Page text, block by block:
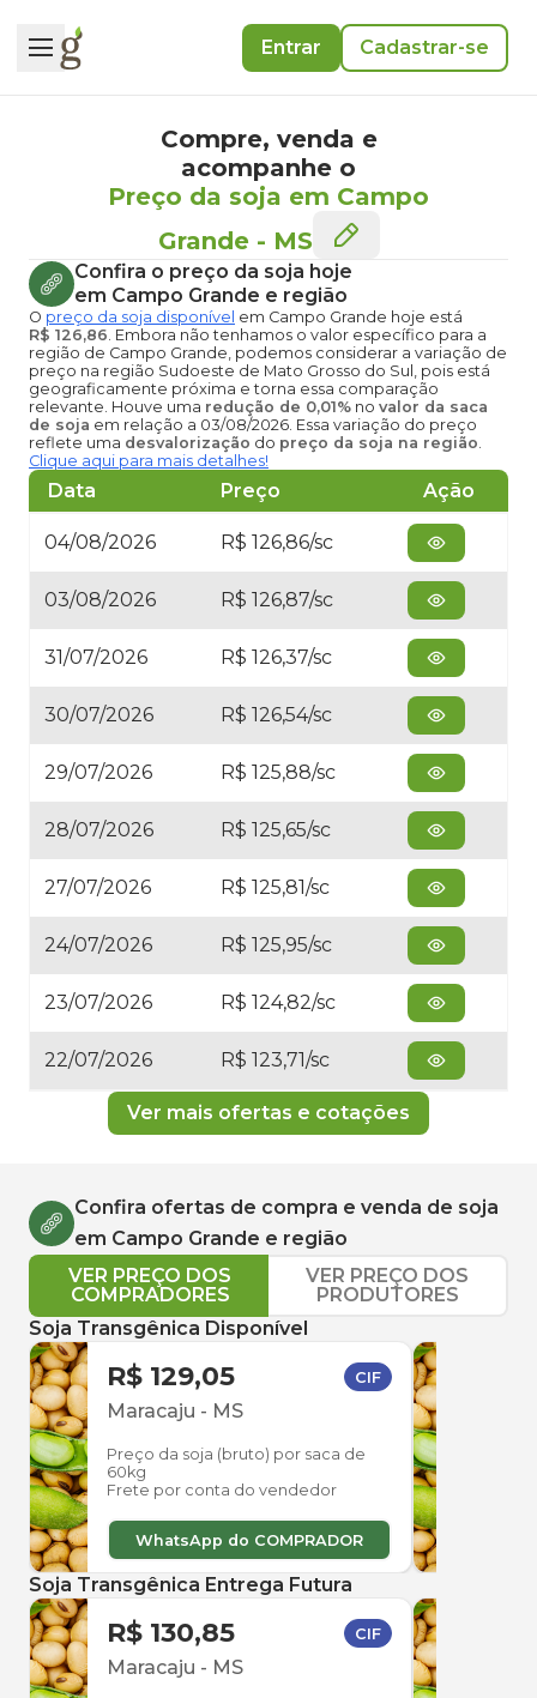
Entrar Cadastrar-se
Compre, venda e
acompanhe o
Preço da soja em Campo
Grande - MS
Confira o preço da soja hoje
em Campo Grande e região
O preço da soja disponível em Campo Grande hoje está
R$ 126,86. Embora não tenhamos o valor específico para a
região de Campo Grande, podemos considerar a variação de
preço na região Sudoeste de Mato Grosso do Sul, pois está
geograficamente próxima e torna essa comparação
relevante. Houve uma redução de 0,01% no valor da saca
de soja em relação a 03/08/2026. Essa variação do preço
reflete uma desvalorização do preço da soja na região.
Clique aqui para mais detalhes!
Data Preço Ação
04/08/2026 R$ 126,86/sc
03/08/2026 R$ 126,87/sc
31/07/2026 R$ 126,37/sc
30/07/2026 R$ 126,54/sc
29/07/2026 R$ 125,88/sc
28/07/2026 R$ 125,65/sc
27/07/2026 R$ 125,81/sc
24/07/2026 R$ 125,95/sc
23/07/2026 R$ 124,82/sc
22/07/2026 R$ 123,71/sc
Ver mais ofertas e cotações
Confira ofertas de compra e venda de soja
em Campo Grande e região
VER PREÇO DOS
COMPRADORES
VER PREÇO DOS
PRODUTORES
Soja Transgênica Disponível
R$ 129,05 CIF
Maracaju - MS
Preço da soja (bruto) por saca de
60kg
Frete por conta do vendedor
WhatsApp do COMPRADOR
Soja Transgênica Entrega Futura
R$ 130,85 CIF
Maracaju - MS